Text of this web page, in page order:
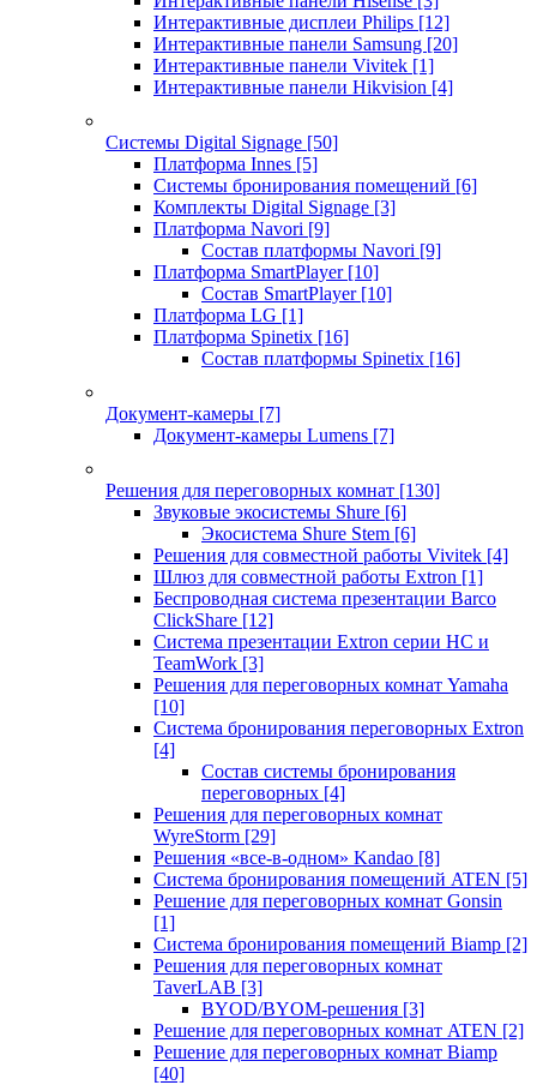
Интерактивные дисплеи Philips [12]
Интерактивные панели Samsung [20]
Интерактивные панели Vivitek [1]
Интерактивные панели Hikvision [4]
Системы Digital Signage [50]
Платформа Innes [5]
Системы бронирования помещений [6]
Комплекты Digital Signage [3]
Платформа Navori [9]
Состав платформы Navori [9]
Платформа SmartPlayer [10]
Состав SmartPlayer [10]
Платформа LG [1]
Платформа Spinetix [16]
Состав платформы Spinetix [16]
Документ-камеры [7]
Документ-камеры Lumens [7]
Решения для переговорных комнат [130]
Звуковые экосистемы Shure [6]
Экосистема Shure Stem [6]
Решения для совместной работы Vivitek [4]
Шлюз для совместной работы Extron [1]
Беспроводная система презентации Barco
ClickShare [12]
Система презентации Extron серии HC и
TeamWork [3]
Решения для переговорных комнат Yamaha
[10]
Система бронирования переговорных Extron
[4]
Состав системы бронирования
переговорных [4]
Решения для переговорных комнат
WyreStorm [29]
Решения «все-в-одном» Kandao [8]
Система бронирования помещений ATEN [5]
Решение для переговорных комнат Gonsin
[1]
Система бронирования помещений Biamp [2]
Решения для переговорных комнат
TaverLAB [3]
BYOD/BYOM-решения [3]
Решение для переговорных комнат ATEN [2]
Решение для переговорных комнат Biamp
[40]